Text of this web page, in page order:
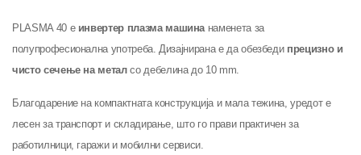
PLASMA 40 е инвертер плазма машина наменета за
полупрофесионална употреба. Дизајнирана е да обезбеди прецизно и
чисто сечење на металсо дебелина до 10 mm.
Благодарение на компактната конструкција и мала тежина, уредот е
лесен за транспорт и складирање, што го прави практичен за
работилници, гаражи и мобилни сервиси.